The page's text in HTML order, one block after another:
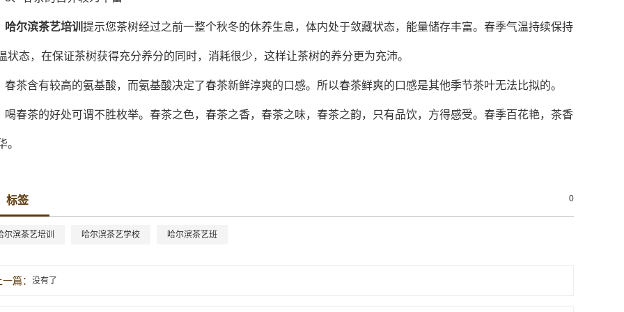
哈尔滨茶艺培训 提示您茶树经过之前一整个秋冬的休养生息，体内处于敛藏状态，能量储存丰富。春季气温持续保持
状态，在保证茶树获得充分养分的同时，消耗很少，这样让茶树的养分更为充沛。
春茶含有较高的氨基酸，而氨基酸决定了春茶新鲜淳爽的口感。所以春茶鲜爽的口感是其他季节茶叶无法比拟的。
喝春茶的好处可谓不胜枚举。春茶之色，春茶之香，春茶之味，春茶之韵，只有品饮，方得感受。春季百花艳，茶香
。
标签 0
尔滨茶艺培训 哈尔滨茶艺学校 哈尔滨茶艺班
篇： 没有了